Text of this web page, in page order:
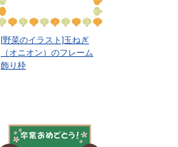
[野菜のイラスト]玉ねぎ
（オニオン）のフレーム
飾り枠